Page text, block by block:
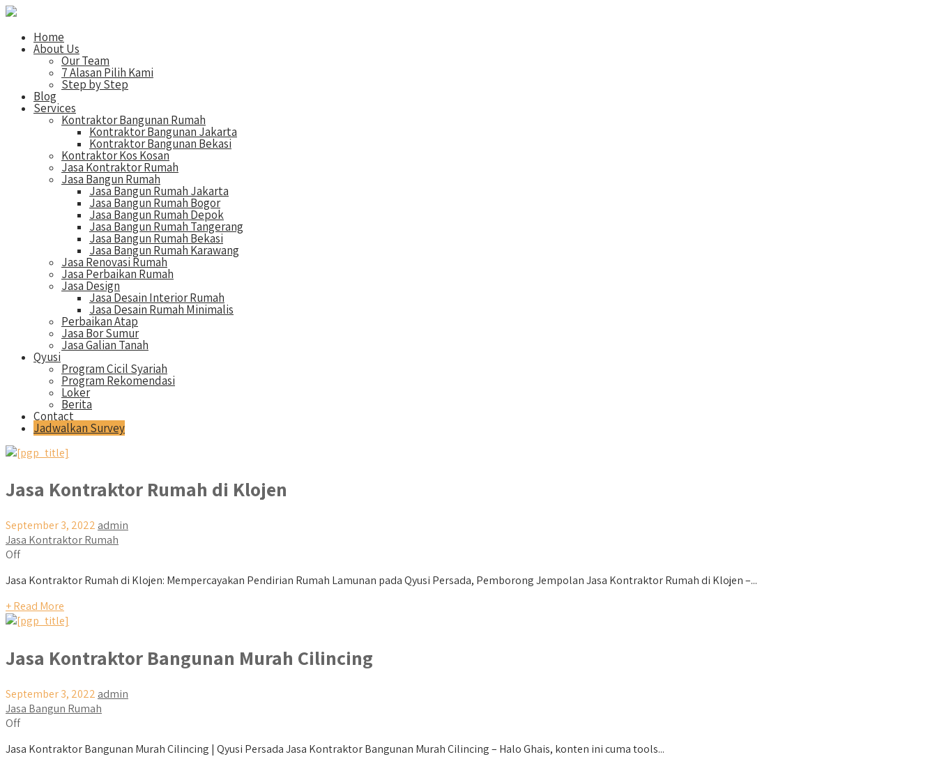
Home
About Us
Our Team
7 Alasan Pilih Kami
Step by Step
Blog
Services
Kontraktor Bangunan Rumah
Kontraktor Bangunan Jakarta
Kontraktor Bangunan Bekasi
Kontraktor Kos Kosan
Jasa Kontraktor Rumah
Jasa Bangun Rumah
Jasa Bangun Rumah Jakarta
Jasa Bangun Rumah Bogor
Jasa Bangun Rumah Depok
Jasa Bangun Rumah Tangerang
Jasa Bangun Rumah Bekasi
Jasa Bangun Rumah Karawang
Jasa Renovasi Rumah
Jasa Perbaikan Rumah
Jasa Design
Jasa Desain Interior Rumah
Jasa Desain Rumah Minimalis
Perbaikan Atap
Jasa Bor Sumur
Jasa Galian Tanah
Qyusi
Program Cicil Syariah
Program Rekomendasi
Loker
Berita
Contact
Jadwalkan Survey
Jasa Kontraktor Rumah di Klojen
September 3, 2022 admin
Jasa Kontraktor Rumah
Off
Jasa Kontraktor Rumah di Klojen: Mempercayakan Pendirian Rumah Lamunan pada Qyusi Persada, Pemborong Jempolan Jasa Kontraktor Rumah di Klojen –...
+ Read More
Jasa Kontraktor Bangunan Murah Cilincing
September 3, 2022 admin
Jasa Bangun Rumah
Off
Jasa Kontraktor Bangunan Murah Cilincing | Qyusi Persada Jasa Kontraktor Bangunan Murah Cilincing – Halo Ghais, konten ini cuma tools...